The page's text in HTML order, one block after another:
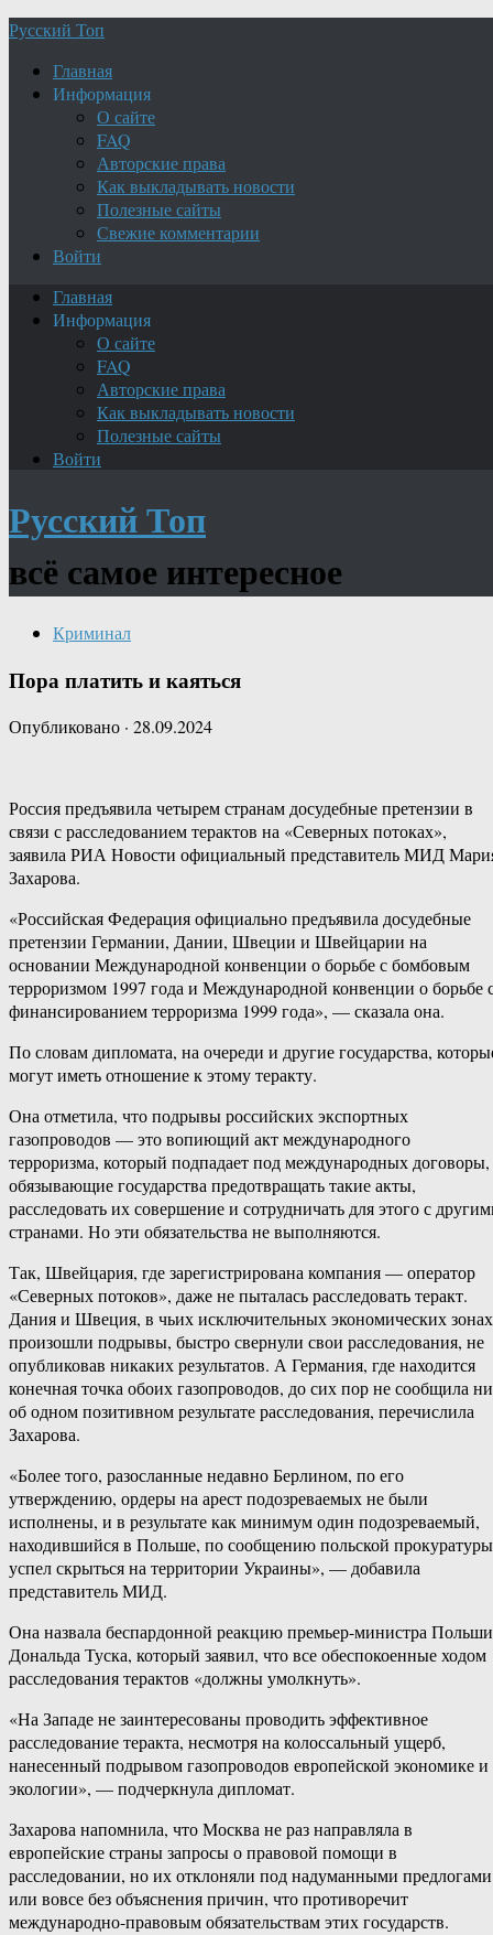
Русский Топ
Главная
Информация
О сайте
FAQ
Авторские права
Как выкладывать новости
Полезные сайты
Свежие комментарии
Войти
Главная
Информация
О сайте
FAQ
Авторские права
Как выкладывать новости
Полезные сайты
Войти
Русский Топ
всё самое интересное
Криминал
Пора платить и каяться
Опубликовано · 28.09.2024
Россия предъявила четырем странам досудебные претензии в
связи с расследованием терактов на «Северных потоках»,
заявила РИА Новости официальный представитель МИД
Захарова.
«Российская Федерация официально предъявила досудебные
претензии Германии, Дании, Швеции и Швейцарии на
основании Международной конвенции о борьбе с бомбовым
терроризмом 1997 года и Международной конвенции о борьбе
финансированием терроризма 1999 года», — сказала она.
По словам дипломата, на очереди и другие государства,
могут иметь отношение к этому теракту.
Она отметила, что подрывы российских экспортных
газопроводов — это вопиющий акт международного
терроризма, который подпадает под международных договоры,
обязывающие государства предотвращать такие акты,
расследовать их совершение и сотрудничать для этого с
странами. Но эти обязательства не выполняются.
Так, Швейцария, где зарегистрирована компания — оператор
«Северных потоков», даже не пыталась расследовать теракт.
Дания и Швеция, в чьих исключительных экономических зонах
произошли подрывы, быстро свернули свои расследования, не
опубликовав никаких результатов. А Германия, где находится
конечная точка обоих газопроводов, до сих пор не сообщила ни
об одном позитивном результате расследования, перечислила
Захарова.
«Более того, разосланные недавно Берлином, по его
утверждению, ордеры на арест подозреваемых не были
исполнены, и в результате как минимум один подозреваемый,
находившийся в Польше, по сообщению польской
успел скрыться на территории Украины», — добавила
представитель МИД.
Она назвала беспардонной реакцию премьер-министра Польши
Дональда Туска, который заявил, что все обеспокоенные ходом
расследования терактов «должны умолкнуть».
«На Западе не заинтересованы проводить эффективное
расследование теракта, несмотря на колоссальный ущерб,
нанесенный подрывом газопроводов европейской экономике и
экологии», — подчеркнула дипломат.
Захарова напомнила, что Москва не раз направляла в
европейские страны запросы о правовой помощи в
расследовании, но их отклоняли под надуманными предлогами
или вовсе без объяснения причин, что противоречит
международно-правовым обязательствам этих государств.